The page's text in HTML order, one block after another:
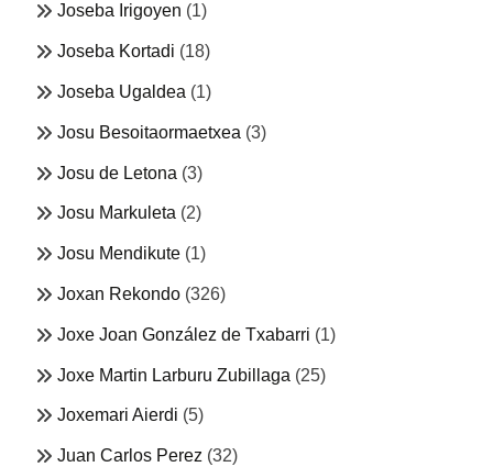
Joseba Irigoyen (1)
Joseba Kortadi (18)
Joseba Ugaldea (1)
Josu Besoitaormaetxea (3)
Josu de Letona (3)
Josu Markuleta (2)
Josu Mendikute (1)
Joxan Rekondo (326)
Joxe Joan González de Txabarri (1)
Joxe Martin Larburu Zubillaga (25)
Joxemari Aierdi (5)
Juan Carlos Perez (32)